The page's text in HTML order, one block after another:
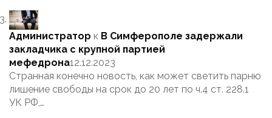
Администратор к В Симферополе задержали
закладчика с крупной партией
мефедрона12.12.2023
Странная конечно новость, как может светить парню
лишение свободы на срок до 20 лет по ч.4 ст. 228.1
УК РФ,…